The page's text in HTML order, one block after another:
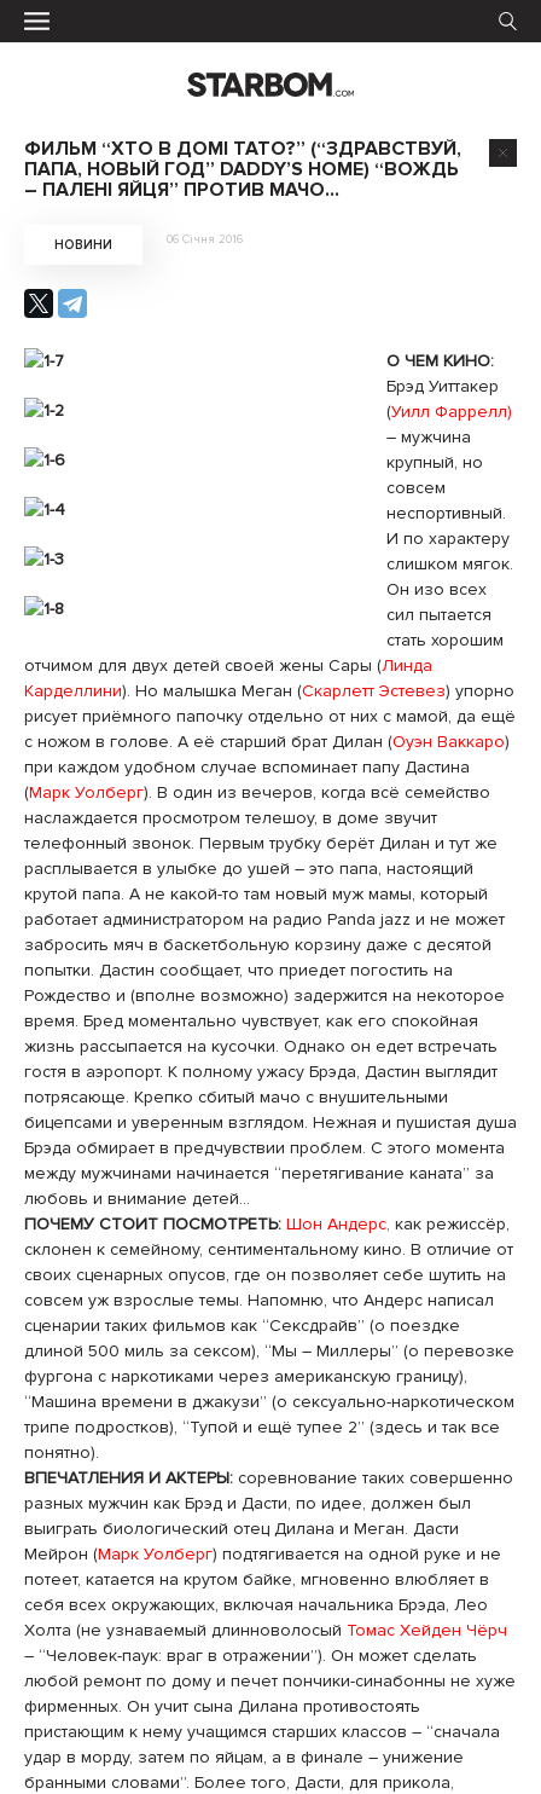
ФИЛЬМ “ХТО В ДОМI ТАТО?” (“ЗДРАВСТВУЙ,
ПАПА, НОВЫЙ ГОД” DADDY’S HOME) “ВОЖДЬ
– ПАЛЕНI ЯЙЦЯ” ПРОТИВ МАЧО…
НОВИНИ 06 Січня 2016
О ЧЕМ КИНО:
Брэд Уиттакер
(Уилл Фаррелл)
– мужчина
крупный, но
совсем
неспортивный.
И по характеру
слишком мягок.
Он изо всех
сил пытается
стать хорошим
отчимом для двух детей своей жены Сары (Линда
Карделлини). Но малышка Меган (Скарлетт Эстевез) упорно
рисует приёмного папочку отдельно от них с мамой, да ещё
с ножом в голове. А её старший брат Дилан (Оуэн Ваккаро)
при каждом удобном случае вспоминает папу Дастина
(Марк Уолберг). В один из вечеров, когда всё семейство
наслаждается просмотром телешоу, в доме звучит
телефонный звонок. Первым трубку берёт Дилан и тут же
расплывается в улыбке до ушей – это папа, настоящий
крутой папа. А не какой-то там новый муж мамы, который
работает администратором на радио Panda jazz и не может
забросить мяч в баскетбольную корзину даже с десятой
попытки. Дастин сообщает, что приедет погостить на
Рождество и (вполне возможно) задержится на некоторое
время. Бред моментально чувствует, как его спокойная
жизнь рассыпается на кусочки. Однако он едет встречать
гостя в аэропорт. К полному ужасу Брэда, Дастин выглядит
потрясающе. Крепко сбитый мачо с внушительными
бицепсами и уверенным взглядом. Нежная и пушистая душа
Брэда обмирает в предчувствии проблем. С этого момента
между мужчинами начинается “перетягивание каната” за
любовь и внимание детей…
ПОЧЕМУ СТОИТ ПОСМОТРЕТЬ: Шон Андерс, как режиссёр,
склонен к семейному, сентиментальному кино. В отличие от
своих сценарных опусов, где он позволяет себе шутить на
совсем уж взрослые темы. Напомню, что Андерс написал
сценарии таких фильмов как “Сексдрайв” (о поездке
длиной 500 миль за сексом), “Мы – Миллеры” (о перевозке
фургона с наркотиками через американскую границу),
“Машина времени в джакузи” (о сексуально-наркотическом
трипе подростков), “Тупой и ещё тупее 2” (здесь и так все
понятно).
ВПЕЧАТЛЕНИЯ И АКТЕРЫ: соревнование таких совершенно
разных мужчин как Брэд и Дасти, по идее, должен был
выиграть биологический отец Дилана и Меган. Дасти
Мейрон (Марк Уолберг) подтягивается на одной руке и не
потеет, катается на крутом байке, мгновенно влюбляет в
себя всех окружающих, включая начальника Брэда, Лео
Холта (не узнаваемый длинноволосый Томас Хейден Чёрч
– “Человек-паук: враг в отражении”). Он может сделать
любой ремонт по дому и печет пончики-синабонны не хуже
фирменных. Он учит сына Дилана противостоять
пристающим к нему учащимся старших классов – “сначала
удар в морду, затем по яйцам, а в финале – унижение
бранными словами”. Более того, Дасти, для прикола,